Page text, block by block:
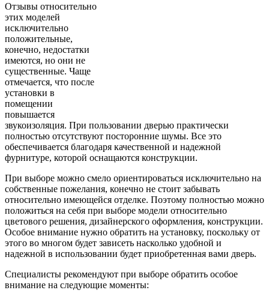
Отзывы относительно
этих моделей
исключительно
положительные,
конечно, недостатки
имеются, но они не
существенные. Чаще
отмечается, что после
установки в
помещении
повышается
звукоизоляция. При пользовании дверью практически
полностью отсутствуют посторонние шумы. Все это
обеспечивается благодаря качественной и надежной
фурнитуре, которой оснащаются конструкции.
При выборе можно смело ориентироваться исключительно на
собственные пожелания, конечно не стоит забывать
относительно имеющейся отделке. Поэтому полностью можно
положиться на себя при выборе модели относительно
цветового решения, дизайнерского оформления, конструкции.
Особое внимание нужно обратить на установку, поскольку от
этого во многом будет зависеть насколько удобной и
надежной в использовании будет приобретенная вами дверь.
Специалисты рекомендуют при выборе обратить особое
внимание на следующие моменты: